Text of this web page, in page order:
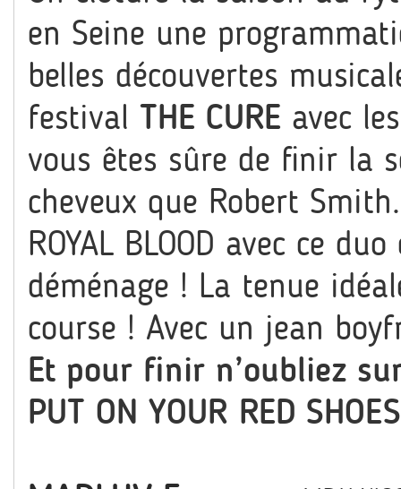
en Seine une
belles découvertes
festival THE CURE avec
vous êtes sûre de finir la
cheveux que Robert
ROYAL BLOOD avec ce
déménage ! La tenue
course ! Avec un jean
Et pour finir n’oubliez
PUT ON YOUR RED